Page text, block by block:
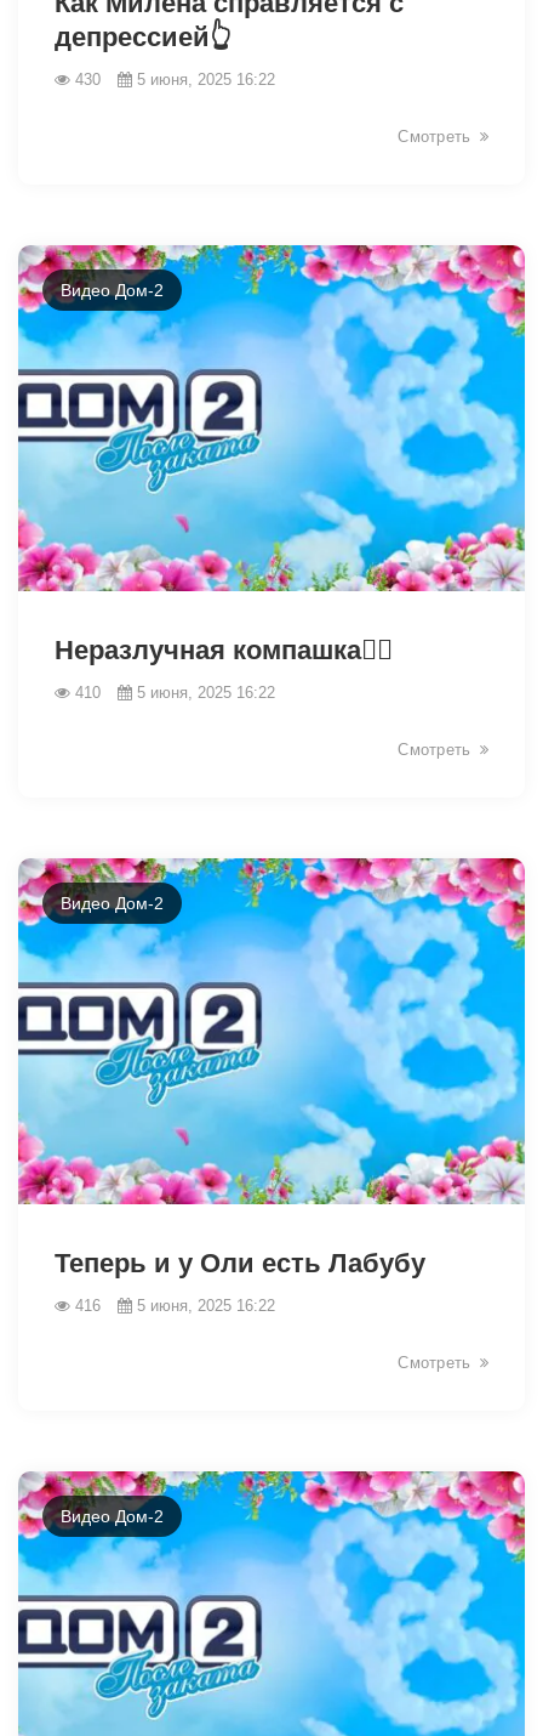
депрессией👆
430 5 июня, 2025 16:22
Смотреть
Видео Дом-2
Неразлучная компашка😵‍💫
410 5 июня, 2025 16:22
Смотреть
Видео Дом-2
Теперь и у Оли есть Лабубу
416 5 июня, 2025 16:22
Смотреть
Видео Дом-2